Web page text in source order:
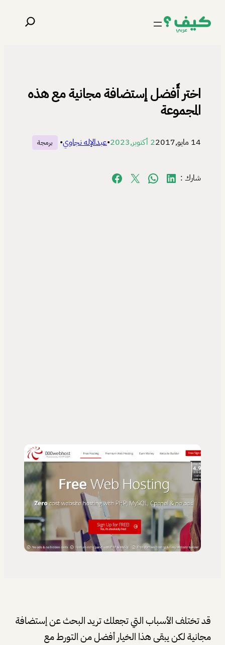
البحث
اختر أَفضل إستضافة مجانية مع هذه
المجموعة
14 مايو,2017 2 أكتوبر,2023 •عبدالإله نجاوي• برمجة
شارك : Share on LinkedIn
Share on WhatsApp
Share on X
Share on Facebook
قد تختلف الأسباب التي تجعلك تريد البحث عن إستضافة
مجانية لكن يبقى هذا الخيار أفضل من التورط مع